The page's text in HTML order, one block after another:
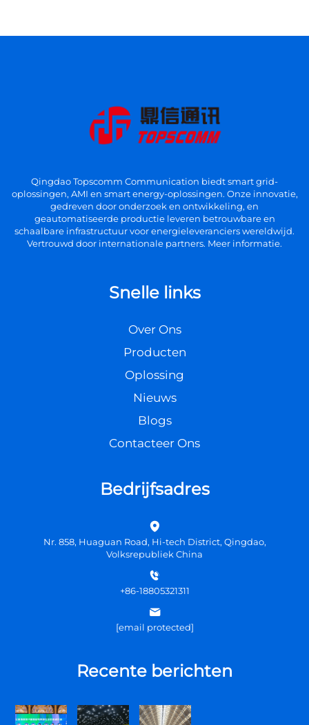
Qingdao Topscomm Communication biedt smart grid-
oplossingen, AMI en smart energy-oplossingen. Onze innovatie,
gedreven door onderzoek en ontwikkeling, en
geautomatiseerde productie leveren betrouwbare en
schaalbare infrastructuur voor energieleveranciers wereldwijd.
Vertrouwd door internationale partners. Meer informatie.
Snelle links
Over Ons
Producten
Oplossing
Nieuws
Blogs
Contacteer Ons
Bedrijfsadres
Nr. 858, Huaguan Road, Hi-tech District, Qingdao,
Volksrepubliek China
+86-18805321311
[email protected]
Recente berichten